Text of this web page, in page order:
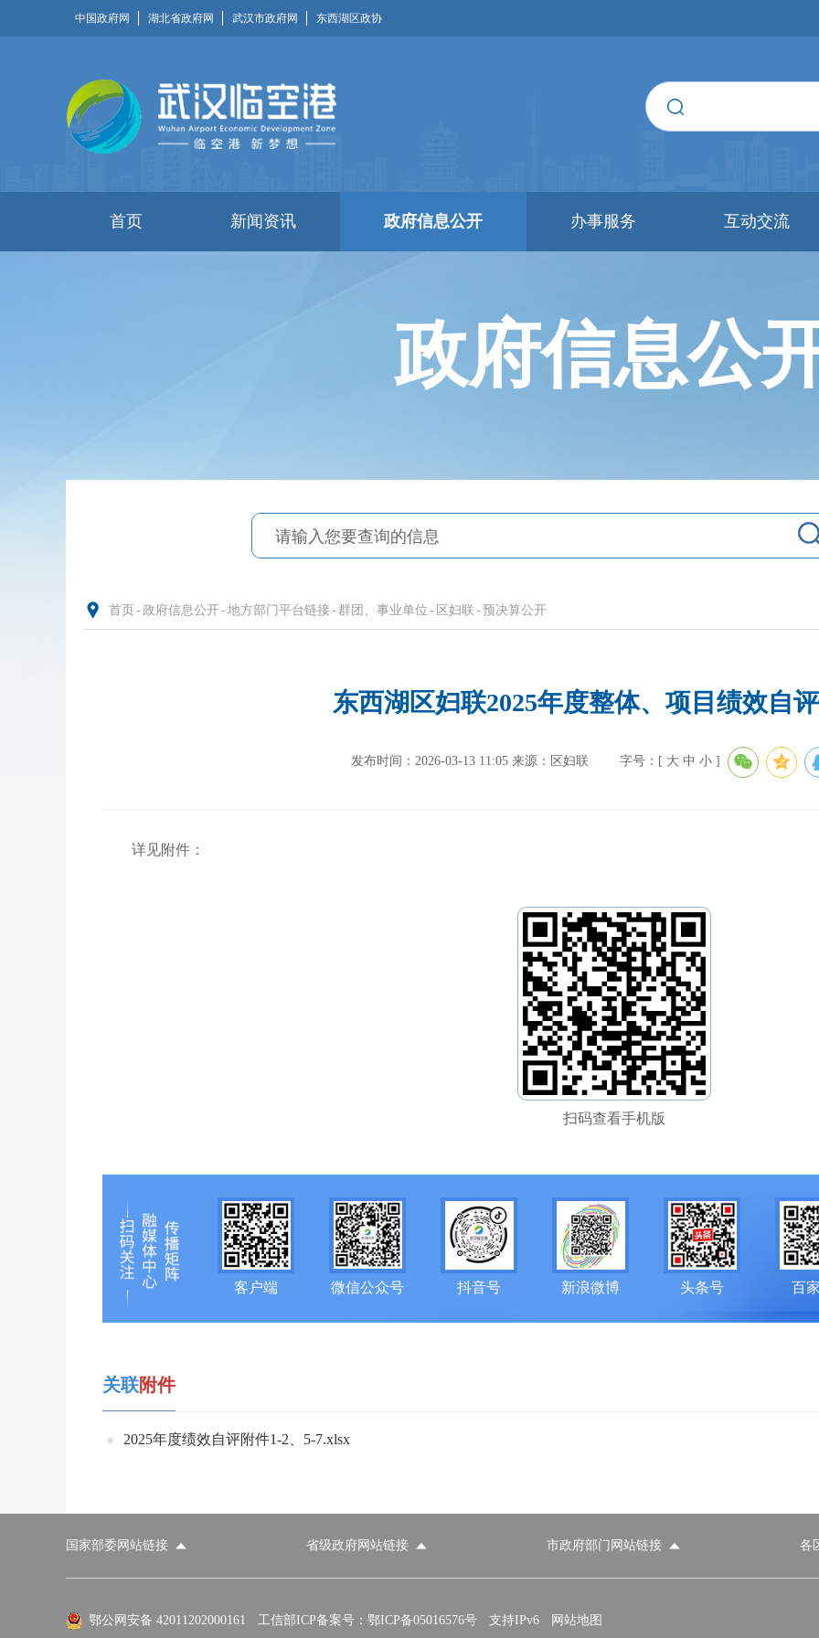
中国政府网 湖北省政府网 武汉市政府网 东西湖区政协
首页 新闻资讯 政府信息公开 办事服务 互动交流
政府信息公
首页 - 政府信息公开- 地方部门平台链接- 群团、事业单位 - 区妇联 - 预决算公开
东西湖区妇联2025年度整体、项目绩效自
发布时间：2026-03-13 11:05 来源：区妇联 字号：[ 大 中 小 ]
详见附件：
扫码查看手机版
客户端 微信公众号 抖音号 新浪微博 头条号 百
关联附件
2025年度绩效自评附件1-2、5-7.xlsx
国家部委网站链接 省级政府网站链接 市政府部门网站链接 各
国家部委网站 省级政府网站 市政府部门网站 各区政府部门网站 推荐访问网站
外交部 国防部 国家发展和改革委员会
鄂公网安备 42011202000161 工信部ICP备案号：鄂ICP备05016576号 支持IPv6 网站地图